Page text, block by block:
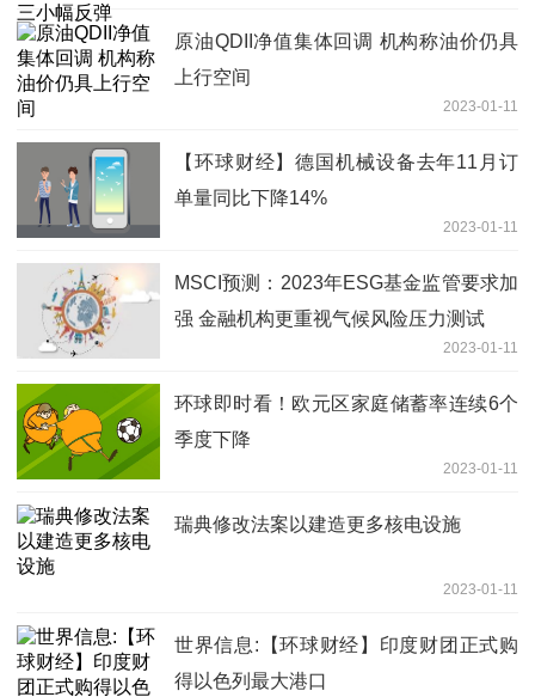
原油QDII净值集体回调 机构称油价仍具
上行空间
2023-01-11
【环球财经】德国机械设备去年11月订
单量同比下降14%
2023-01-11
MSCI预测：2023年ESG基金监管要求加
强 金融机构更重视气候风险压力测试
2023-01-11
环球即时看！欧元区家庭储蓄率连续6个
季度下降
2023-01-11
瑞典修改法案以建造更多核电设施
2023-01-11
世界信息:【环球财经】印度财团正式购
得以色列最大港口